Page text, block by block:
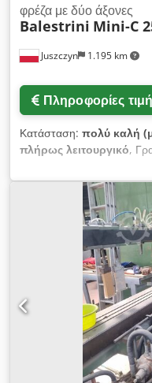
Juszczyn 1.195 km
φρέζα με δύο άξονες
Balestrini Mini-C
Πληροφορίες
Κατάσταση: πολύ καλή
πλήρως λειτουργικό,
Balestrini Mini-C
εργασίας 2500 mm Δύο
Κινητήρας για τη
εργαλείου 120 mm
Υδραυλική τροφοδοσία
Πνευματικές πίεσεις για
Asy Ew Ehob Herf